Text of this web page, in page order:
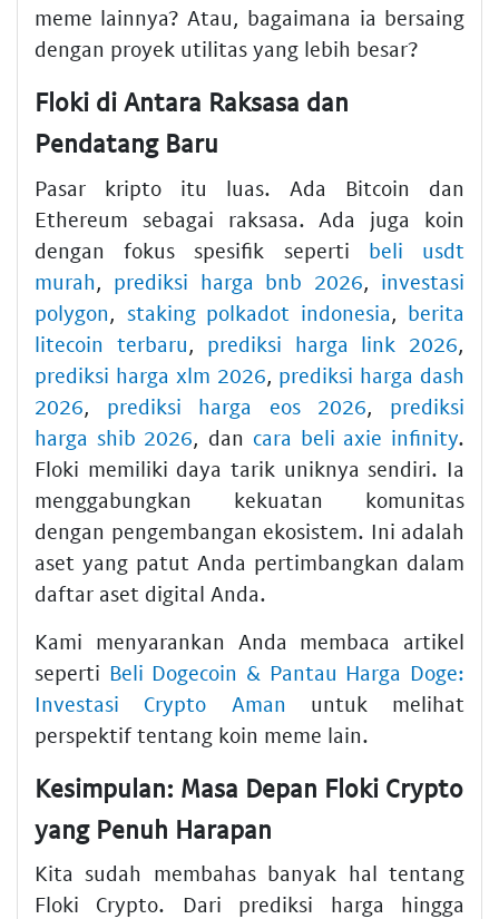
meme lainnya? Atau, bagaimana ia bersaing
dengan proyek utilitas yang lebih besar?
Floki di Antara Raksasa dan
Pendatang Baru
Pasar kripto itu luas. Ada Bitcoin dan
Ethereum sebagai raksasa. Ada juga koin
dengan fokus spesifik seperti beli usdt
murah
prediksi harga bnb 2026
investasi
polygon
staking polkadot indonesia
berita
litecoin terbaru
prediksi harga link 2026
prediksi harga xlm 2026 prediksi harga dash
2026
prediksi harga eos 2026
prediksi
harga shib 2026 , dan cara beli axie infinity.
Floki memiliki daya tarik uniknya sendiri. Ia
menggabungkan kekuatan komunitas
dengan pengembangan ekosistem. Ini adalah
aset yang patut Anda pertimbangkan dalam
daftar aset digital Anda.
Kami menyarankan Anda membaca artikel
seperti Beli Dogecoin & Pantau Harga Doge:
Investasi Crypto Aman untuk melihat
perspektif tentang koin meme lain.
Kesimpulan: Masa Depan Floki Crypto
yang Penuh Harapan
Kita sudah membahas banyak hal tentang
Floki Crypto. Dari prediksi harga hingga